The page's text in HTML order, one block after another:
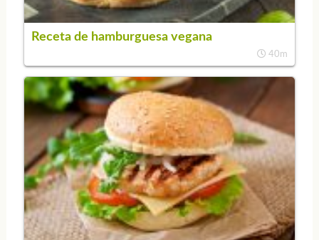
Receta de hamburguesa vegana
40m